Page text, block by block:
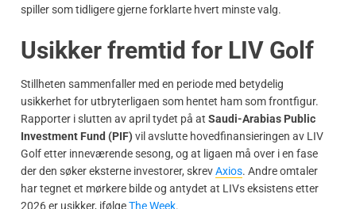
spiller som tidligere gjerne forklarte hvert minste valg.
Usikker fremtid for LIV Golf
Stillheten sammenfaller med en periode med betydelig
usikkerhet for utbryterligaen som hentet ham som frontfigur.
Rapporter i slutten av april tydet på at Saudi-Arabias Public
Investment Fund (PIF)vil avslutte hovedfinansieringen av LIV
Golf etter inneværende sesong, og at ligaen må over i en fase
der den søker eksterne investorer, skrevAxios. Andre omtaler
har tegnet et mørkere bilde og antydet at LIVs eksistens etter
2026 er usikker, ifølgeThe Week.